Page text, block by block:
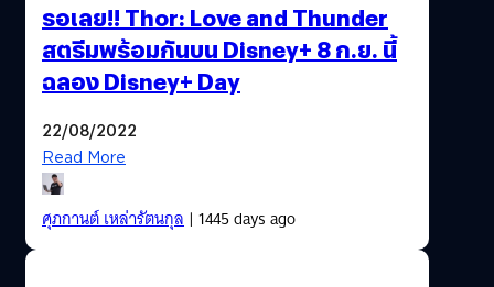
รอเลย!! Thor: Love and Thunder
สตรีมพร้อมกันบน Disney+ 8 ก.ย. นี้
ฉลอง Disney+ Day
22/08/2022
Read More
ศุภกานต์ เหล่ารัตนกุล| 1445 days ago